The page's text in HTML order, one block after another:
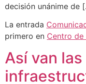
decisión unánime de
La entrada
primero en Centro
Así van